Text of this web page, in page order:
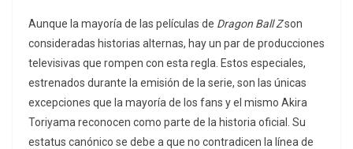
Aunque la mayoría de las películas de Dragon Ball Zson
consideradas historias alternas, hay un par de producciones
televisivas que rompen con esta regla. Estos especiales,
estrenados durante la emisión de la serie, son las únicas
excepciones que la mayoría de los fans y el mismo Akira
Toriyama reconocen como parte de la historia oficial. Su
estatus canónico se debe a que no contradicen la línea de